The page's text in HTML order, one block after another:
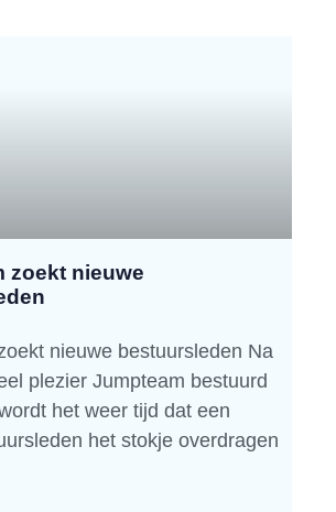
zoekt nieuwe
nieuwe bestuursleden Na
plezier Jumpteam bestuurd
het weer tijd dat een
het stokje overdragen